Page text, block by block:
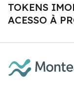
TOKENS
ACESSO À